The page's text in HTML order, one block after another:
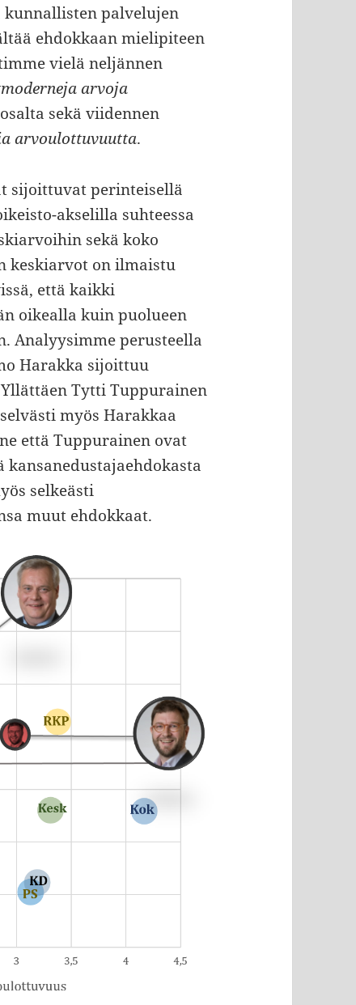
palvelujen
ehdokkaan mielipiteen
vielä neljännen
arvoja
sekä viidennen
arvoulottuvuutta.
sijoittuvat perinteisellä
akselilla suhteessa
sekä koko
keskiarvot on ilmaistu
että kaikki
oikealla kuin puolueen
Analyysimme perusteella
Harakka sijoittuu
Tytti Tuppurainen
myös Harakkaa
että Tuppurainen ovat
selkeästi
muut ehdokkaat.